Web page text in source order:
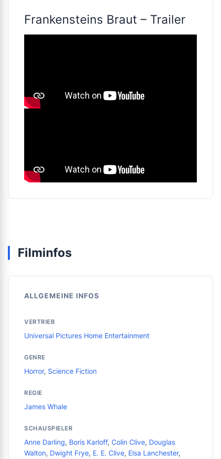
Frankensteins Braut – Trailer
Filminfos
ALLGEMEINE INFOS
VERTRIEB
Universal Pictures Home Entertainment
GENRE
Horror, Science Fiction
REGIE
James Whale
SCHAUSPIELER
Anne Darling, Boris Karloff, Colin Clive, Douglas
Walton, Dwight Frye, E. E. Clive, Elsa Lanchester,